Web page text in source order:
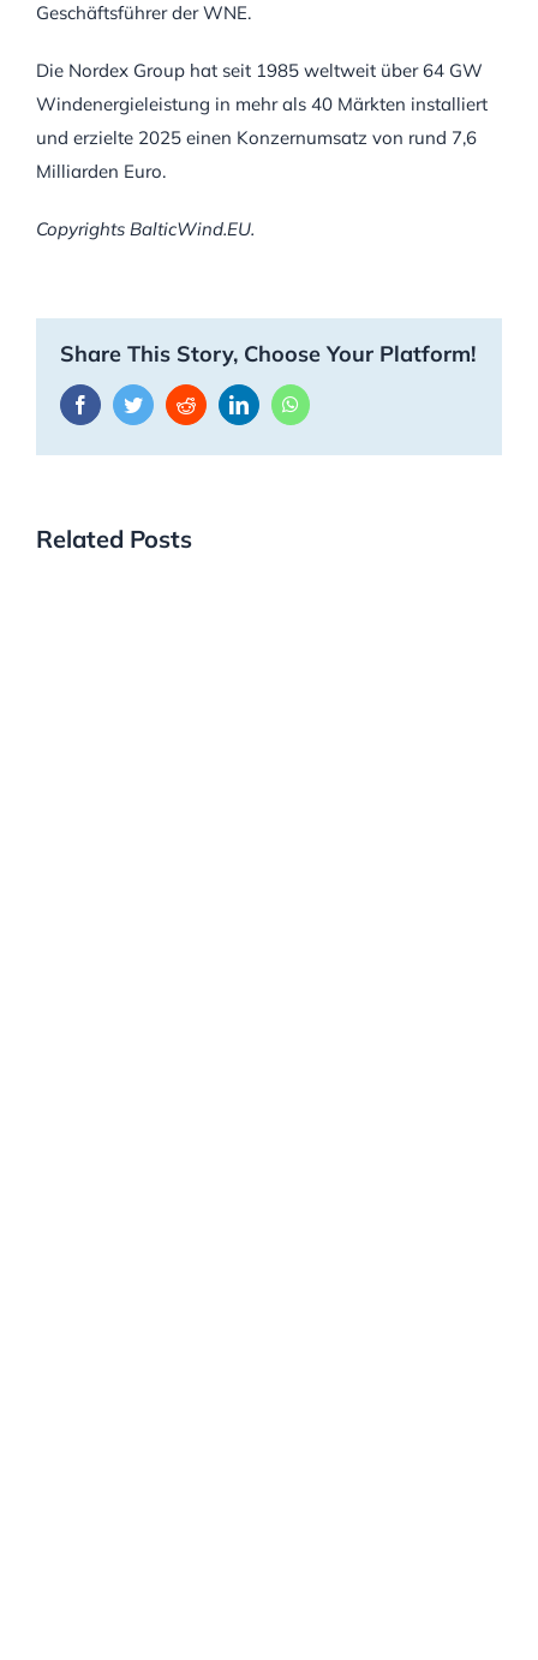
Geschäftsführer der WNE.
Die Nordex Group hat seit 1985 weltweit über 64 GW
Windenergieleistung in mehr als 40 Märkten installiert
und erzielte 2025 einen Konzernumsatz von rund 7,6
Milliarden Euro.
Copyrights BalticWind.EU.
Share This Story, Choose Your Platform!
FacebookTwitterRedditLinkedInWhatsApp
Related Posts